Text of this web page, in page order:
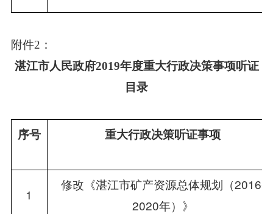
附件2：
湛江市人民政府2019年度重大行政决策事项听证
目录
序号 重大行政决策听证事项
1
修改《湛江市矿产资源总体规划（2016-
2020年）》